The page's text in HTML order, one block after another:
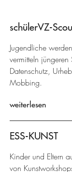
schülerVZ-
Jugendliche
vermitteln
Datenschutz,
Mobbing.
weiterlesen
ESS-KUNST
Kinder und Eltern
von